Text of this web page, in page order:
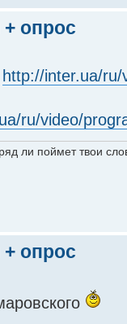
опрос
http://inter.ua/
ru/video/
ли поймет твои
опрос